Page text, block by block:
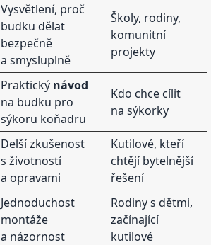
Vysvětlení, proč
budku dělat
bezpečně
a smysluplně
Školy, rodiny,
komunitní
projekty
Praktický návod
na budku pro
sýkoru koňadru
Kdo chce cílit
na sýkorky
Delší zkušenost
s životností
a opravami
Kutilové, kteří
chtějí bytelnější
řešení
Jednoduchost
montáže
a názornost
Rodiny s dětmi,
začínající
kutilové